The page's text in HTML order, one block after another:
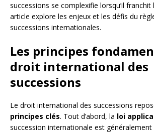
successions se complexifie lorsqu’il
article explore les enjeux et les défis du
successions internationales.
Les principes
droit international des
successions
Le droit international des successions
principes clés. Tout d’abord, la loi
succession internationale est généralement